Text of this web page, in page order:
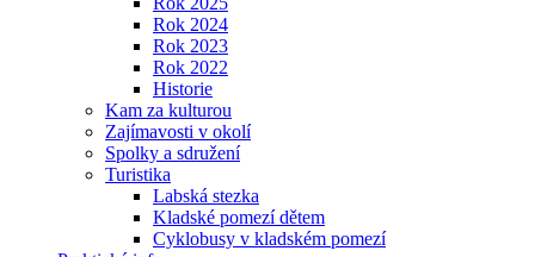
Rok 2024
Rok 2023
Rok 2022
Historie
Kam za kulturou
Zajímavosti v okolí
Spolky a sdružení
Turistika
Labská stezka
Kladské pomezí dětem
Cyklobusy v kladském pomezí